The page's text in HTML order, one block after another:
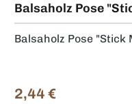
Balsaholz Pose
cm
Balsaholz Pose "Stick
Regulärer Preis:
2,44 €